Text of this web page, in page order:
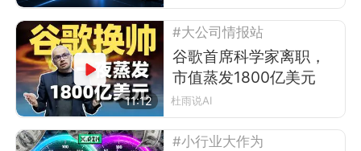
11:12
#大公司情报站
谷歌首席科学家离职，
市值蒸发1800亿美元
杜雨说AI
#小行业大作为